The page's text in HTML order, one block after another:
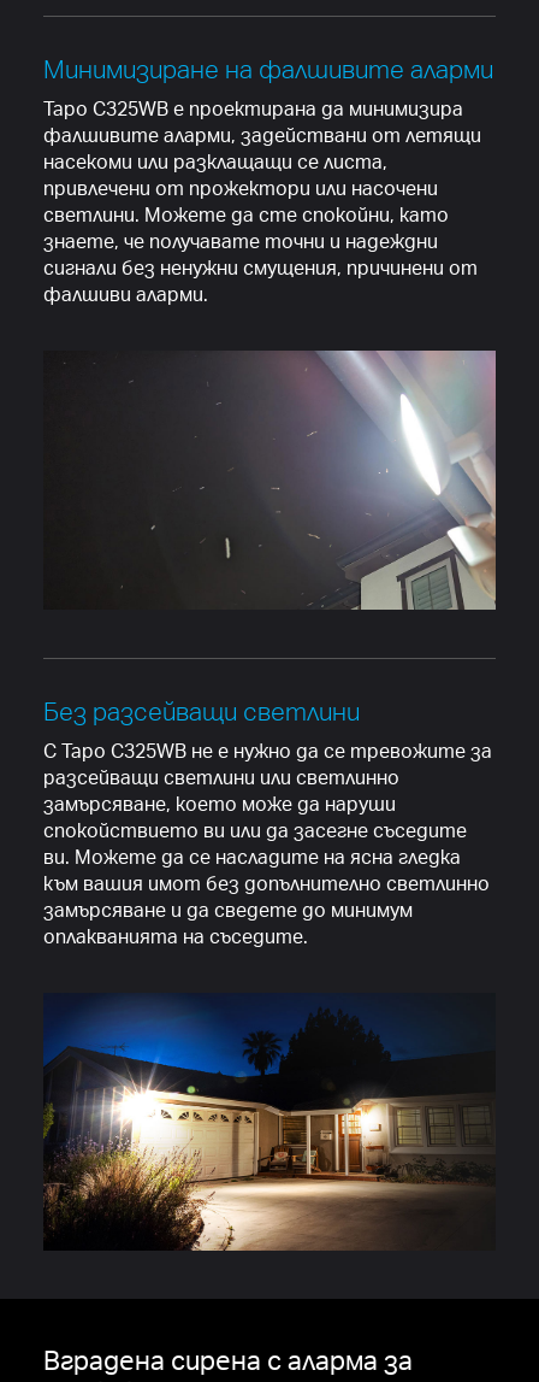
Минимизиране на фалшивите аларми
Tapo C325WB е проектирана да минимизира
фалшивите аларми, задействани от летящи
насекоми или разклащащи се листа,
привлечени от прожектори или насочени
светлини. Можете да сте спокойни, като
знаете, че получавате точни и надеждни
сигнали без ненужни смущения, причинени от
фалшиви аларми.
Без разсейващи светлини
С Tapo C325WB не е нужно да се тревожите за
разсейващи светлини или светлинно
замърсяване, което може да наруши
спокойствието ви или да засегне съседите
ви. Можете да се насладите на ясна гледка
към вашия имот без допълнително светлинно
замърсяване и да сведете до минимум
оплакванията на съседите.
Вградена сирена с аларма за